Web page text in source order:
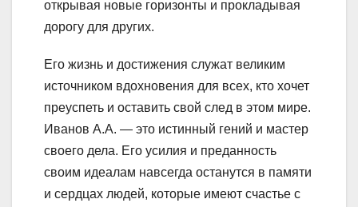
открывая новые горизонты и прокладывая
дорогу для других.
Его жизнь и достижения служат великим
источником вдохновения для всех, кто хочет
преуспеть и оставить свой след в этом мире.
Иванов А.А. — это истинный гений и мастер
своего дела. Его усилия и преданность
своим идеалам навсегда останутся в памяти
и сердцах людей, которые имеют счастье с